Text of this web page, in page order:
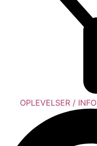
OPLEVELSER / INFO